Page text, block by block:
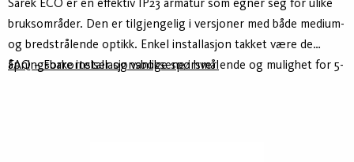
Sarek ECO er en effektiv IP23 armatur som egner seg for ulike
bruksområder. Den er tilgjengelig i versjoner med både medium-
og bredstrålende optikk. Enkel installasjon takket være de
åpningsbare installasjonsboksene i hver ende og mulighet for 5-
FAQ – Forkortelser og vanlige spørsmål